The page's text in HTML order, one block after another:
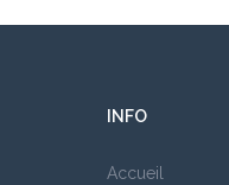
INFO
Accueil